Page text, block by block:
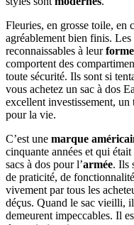
Fleuries, en grosse toile, en
agréablement bien finis.
reconnaissables à leur
comportent des
toute sécurité. Ils sont si
vous achetez un sac à dos
excellent investissement,
pour la vie.
C’est une marque
cinquante années et qui
sacs à dos pour l’armée. Ils
de praticité, de
vivement par tous les
déçus. Quand le sac vieilli,
demeurent impeccables. Il